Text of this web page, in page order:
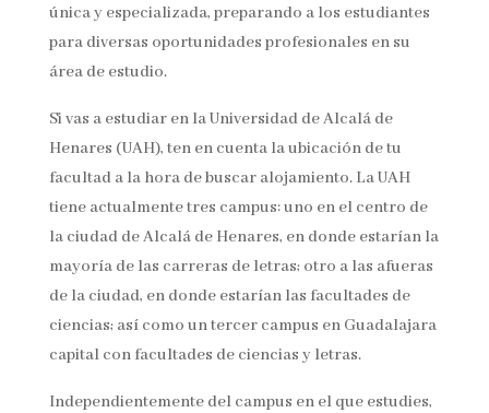
única y especializada, preparando a los estudiantes
para diversas oportunidades profesionales en su
área de estudio.
Si vas a estudiar en la Universidad de Alcalá de
Henares (UAH), ten en cuenta la ubicación de tu
facultad a la hora de buscar alojamiento. La UAH
tiene actualmente tres campus: uno en el centro de
la ciudad de Alcalá de Henares, en donde estarían la
mayoría de las carreras de letras; otro a las afueras
de la ciudad, en donde estarían las facultades de
ciencias; así como un tercer campus en Guadalajara
capital con facultades de ciencias y letras.
Independientemente del campus en el que estudies,